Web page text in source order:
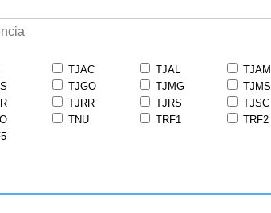
TJAC TJAL TJAM
TJGO TJMG TJMS
TJRR TJRS TJSC
TNU TRF1 TRF2